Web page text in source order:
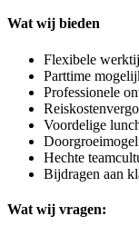
Wat wij bieden
Flexibele
Parttime
Professionele
Voordelige
Hechte
Bijdragen aan
Wat wij vragen: